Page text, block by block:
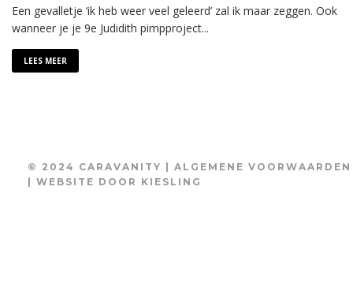
Een gevalletje ‘ik heb weer veel geleerd’ zal ik maar zeggen. Ook
wanneer je je 9e Judidith pimpproject...
LEES MEER
© 2024 CARAVANITY | ALGEMENE VOORWAARDEN
| WEBSITE DOOR KIESLING